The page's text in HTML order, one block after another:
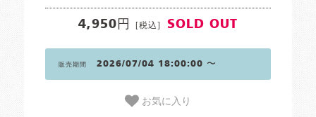
4,950円 [税込] SOLD OUT
販売期間 2026/07/04 18:00:00 〜
お気に入り